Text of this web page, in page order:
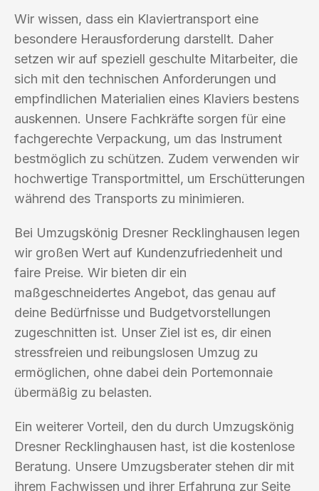
Wir wissen, dass ein Klaviertransport eine
besondere Herausforderung darstellt. Daher
setzen wir auf speziell geschulte Mitarbeiter, die
sich mit den technischen Anforderungen und
empfindlichen Materialien eines Klaviers bestens
auskennen. Unsere Fachkräfte sorgen für eine
fachgerechte Verpackung, um das Instrument
bestmöglich zu schützen. Zudem verwenden wir
hochwertige Transportmittel, um Erschütterungen
während des Transports zu minimieren.
Bei Umzugskönig Dresner Recklinghausen legen
wir großen Wert auf Kundenzufriedenheit und
faire Preise. Wir bieten dir ein
maßgeschneidertes Angebot, das genau auf
deine Bedürfnisse und Budgetvorstellungen
zugeschnitten ist. Unser Ziel ist es, dir einen
stressfreien und reibungslosen Umzug zu
ermöglichen, ohne dabei dein Portemonnaie
übermäßig zu belasten.
Ein weiterer Vorteil, den du durch Umzugskönig
Dresner Recklinghausen hast, ist die kostenlose
Beratung. Unsere Umzugsberater stehen dir mit
ihrem Fachwissen und ihrer Erfahrung zur Seite